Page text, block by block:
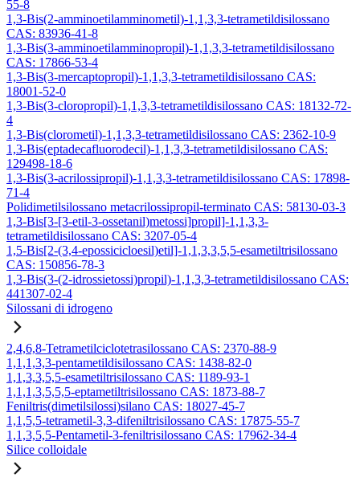
55-8
1,3-Bis(2-amminoetilamminometil)-1,1,3,3-tetrametildisilossano
CAS: 83936-41-8
1,3-Bis(3-amminoetilamminopropil)-1,1,3,3-tetrametildisilossano
CAS: 17866-53-4
1,3-Bis(3-mercaptopropil)-1,1,3,3-tetrametildisilossano CAS:
18001-52-0
1,3-Bis(3-cloropropil)-1,1,3,3-tetrametildisilossano CAS: 18132-72-
4
1,3-Bis(clorometil)-1,1,3,3-tetrametildisilossano CAS: 2362-10-9
1,3-Bis(eptadecafluorodecil)-1,1,3,3-tetrametildisilossano CAS:
129498-18-6
1,3-Bis(3-acrilossipropil)-1,1,3,3-tetrametildisilossano CAS: 17898-
71-4
Polidimetilsilossano metacrilossipropil-terminato CAS: 58130-03-3
1,3-Bis[3-[3-etil-3-ossetanil)metossi]propil]-1,1,3,3-
tetrametildisilossano CAS: 3207-05-4
1,5-Bis[2-(3,4-epossicicloesil)etil]-1,1,3,3,5,5-esametiltrisilossano
CAS: 150856-78-3
1,3-Bis(3-(2-idrossietossi)propil)-1,1,3,3-tetrametildisilossano CAS:
441307-02-4
Silossani di idrogeno
2,4,6,8-Tetrametilciclotetrasilossano CAS: 2370-88-9
1,1,1,3,3-pentametildisilossano CAS: 1438-82-0
1,1,3,3,5,5-esametiltrisilossano CAS: 1189-93-1
1,1,1,3,5,5,5-eptametiltrisilossano CAS: 1873-88-7
Feniltris(dimetilsilossi)silano CAS: 18027-45-7
1,1,5,5-tetrametil-3,3-difeniltrisilossano CAS: 17875-55-7
1,1,3,5,5-Pentametil-3-feniltrisilossano CAS: 17962-34-4
Silice colloidale